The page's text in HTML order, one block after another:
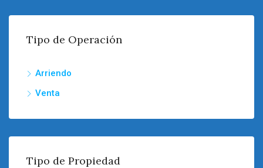
Tipo de Operación
Arriendo
Venta
Tipo de Propiedad